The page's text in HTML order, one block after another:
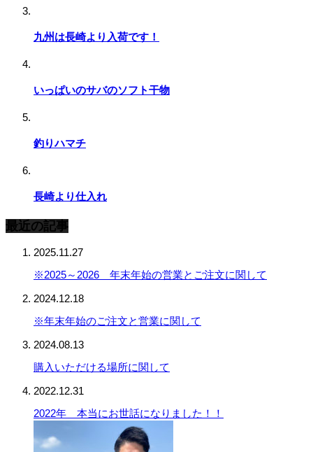
九州は長崎より入荷です！
いっぱいのサバのソフト干物
釣りハマチ
長崎より仕入れ
最近の記事
2025.11.27
※2025～2026 年末年始の営業とご注文に関して
2024.12.18
※年末年始のご注文と営業に関して
2024.08.13
購入いただける場所に関して
2022.12.31
2022年 本当にお世話になりました！！